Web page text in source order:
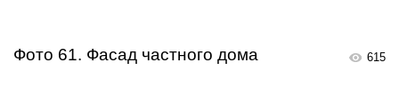
615
Фото 61. Фасад частного дома